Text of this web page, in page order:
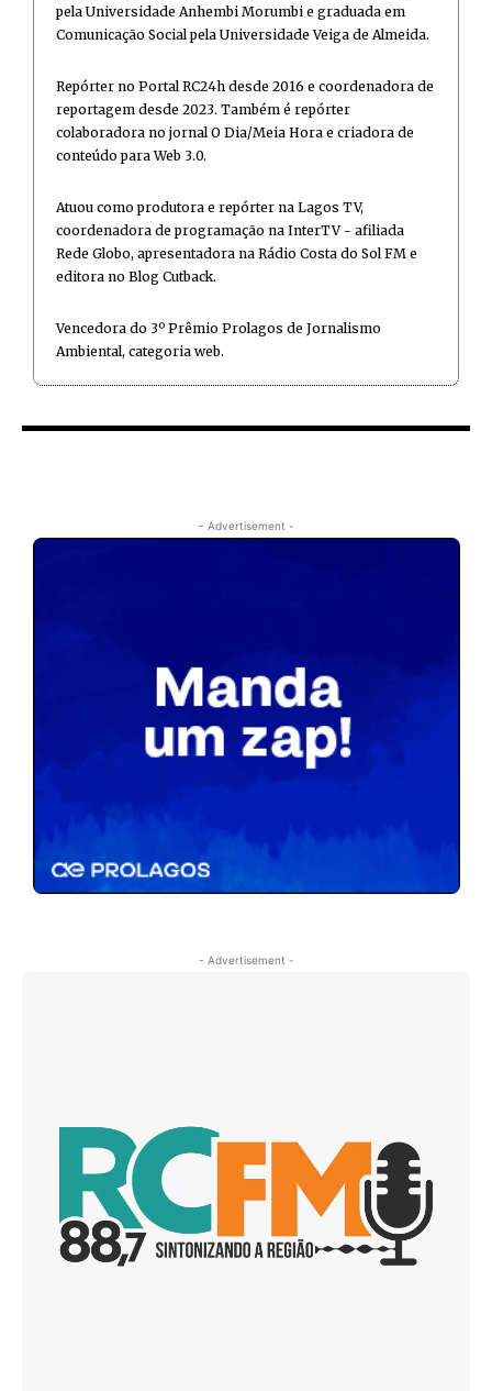
pela Universidade Anhembi Morumbi e graduada em
Comunicação Social pela Universidade Veiga de Almeida.
Repórter no Portal RC24h desde 2016 e coordenadora de
reportagem desde 2023. Também é repórter
colaboradora no jornal O Dia/Meia Hora e criadora de
conteúdo para Web 3.0.
Atuou como produtora e repórter na Lagos TV,
coordenadora de programação na InterTV - afiliada
Rede Globo, apresentadora na Rádio Costa do Sol FM e
editora no Blog Cutback.
Vencedora do 3º Prêmio Prolagos de Jornalismo
Ambiental, categoria web.
- Advertisement -
- Advertisement -